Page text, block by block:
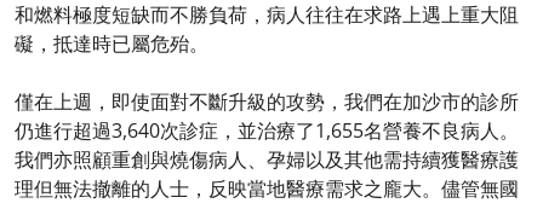
和燃料極度短缺而不勝負荷，病人往往在求路上遇上重大阻
礙，抵達時已屬危殆。
僅在上週，即使面對不斷升級的攻勢，我們在加沙市的診所
仍進行超過3,640次診症，並治療了1,655名營養不良病人。
我們亦照顧重創與燒傷病人、孕婦以及其他需持續獲醫療護
理但無法撤離的人士，反映當地醫療需求之龐大。儘管無國